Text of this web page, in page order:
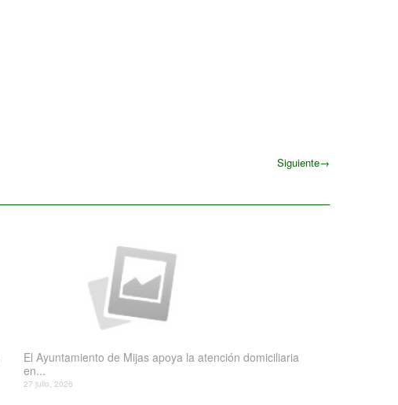
Siguiente→
El Ayuntamiento de Mijas apoya la atención domiciliaria
en...
27 julio, 2026